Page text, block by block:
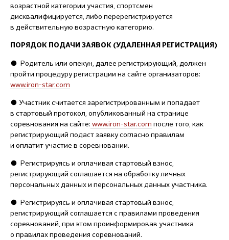
возрастной категории участия, спортсмен
дисквалифицируется, либо перерегистрируется
в действительную возрастную категорию.
ПОРЯДОК ПОДАЧИ ЗАЯВОК (УДАЛЕННАЯ РЕГИСТРАЦИЯ)
● Родитель или опекун, далее регистрирующий, должен
пройти процедуру регистрации на сайте организаторов:
www.iron-star.com
● Участник считается зарегистрированным и попадает
в стартовый протокол, опубликованный на странице
соревнования на сайте: www.iron-star.com после того, как
регистрирующий подаст заявку согласно правилам
и оплатит участие в соревновании.
● Регистрируясь и оплачивая стартовый взнос,
регистрирующий соглашается на обработку личных
персональных данных и персональных данных участника.
● Регистрируясь и оплачивая стартовый взнос,
регистрирующий соглашается с правилами проведения
соревнований, при этом проинформировав участника
о правилах проведения соревнований.